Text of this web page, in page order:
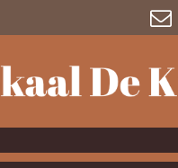
Spuistraat 16, 1135
0299 316 471